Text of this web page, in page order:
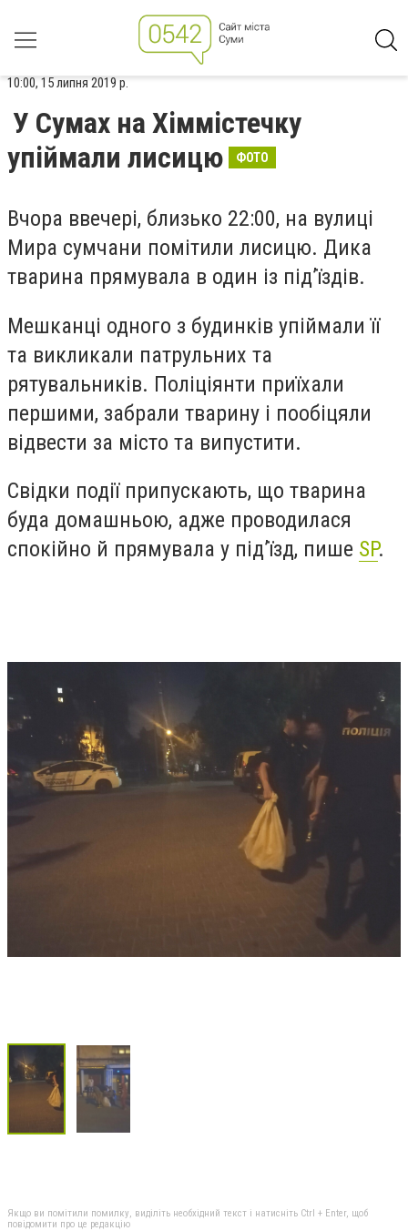
10:00, 15 липня 2019 р.
У Сумах на Хіммістечку
упіймали лисицю
ФОТО
Вчора ввечері, близько 22:00, на вулиці
Мира сумчани помітили лисицю. Дика
тварина прямувала в один із під’їздів.
Мешканці одного з будинків упіймали її
та викликали патрульних та
рятувальників. Поліціянти приїхали
першими, забрали тварину і пообіцяли
відвести за місто та випустити.
Свідки події припускають, що тварина
буда домашньою, адже проводилася
спокійно й прямувала у під’їзд, пише SP.
Якщо ви помітили помилку, виділіть необхідний текст і натисніть Ctrl + Enter, щоб
повідомити про це редакцію